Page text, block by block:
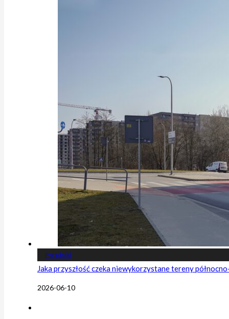
Poradniki
Jaka przyszłość czeka niewykorzystane tereny
2026-06-10